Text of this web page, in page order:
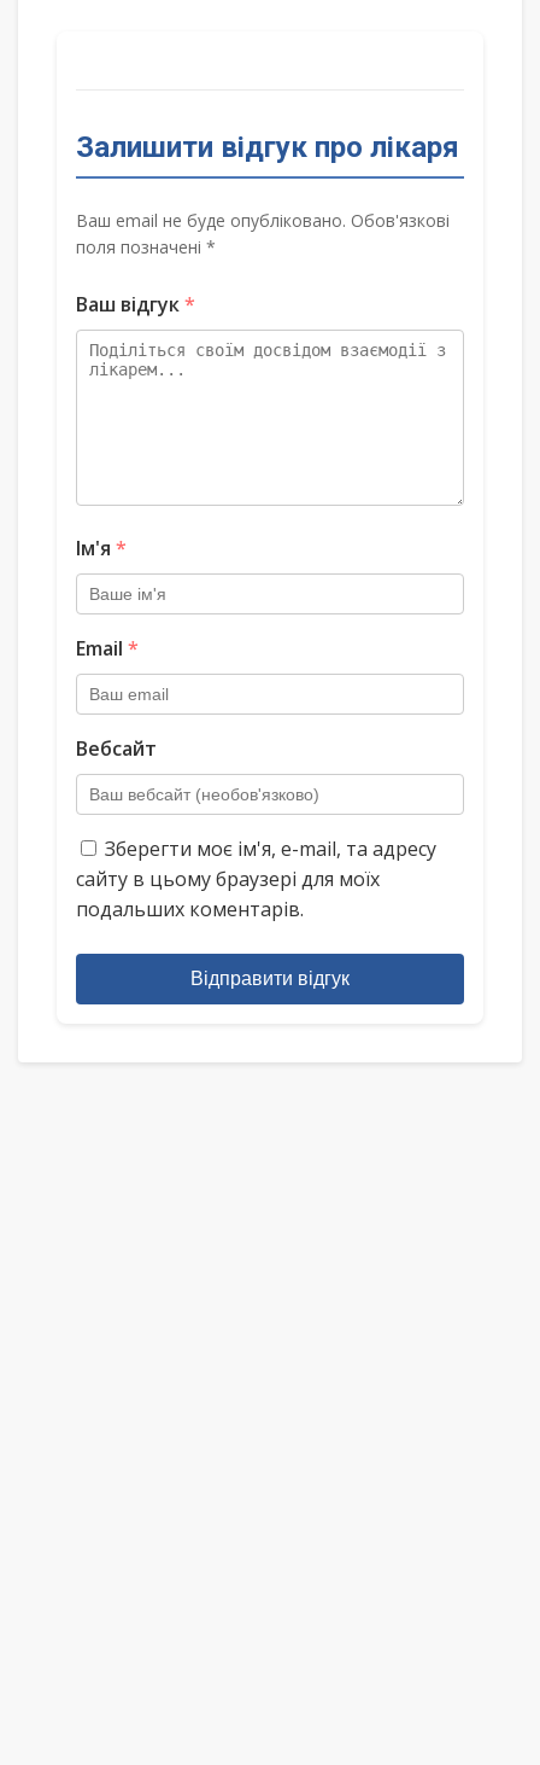
Залишити відгук про лікаря
Ваш email не буде опубліковано. Обов'язкові
поля позначені *
Ваш відгук*
Ім'я *
Email *
Вебсайт
Зберегти моє ім'я, e-mail, та адресу
сайту в цьому браузері для моїх
подальших коментарів.
Відправити відгук